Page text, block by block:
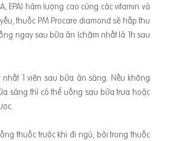
EPA) hàm lượng cao cùng các vitamin và
thuốc PM Procare diamond sẽ hấp thu
ngay sau bữa ăn (chậm nhất là 1h sau
1 viên sau bữa ăn sáng. Nếu không
sáng thì có thể uống sau bữa trưa hoặc
thuốc trước khi đi ngủ, bởi trong thuốc